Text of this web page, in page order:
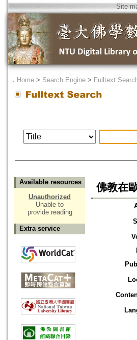
Site
． Home > Search Engine > Fulltext
Available resources
Unauthorized
Unable to
provide reading
Extra service
佛教在